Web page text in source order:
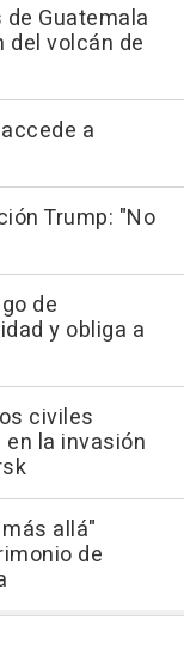
Guatemala
del volcán de
a
Trump: "No
de
y obliga a
civiles
la invasión
allá"
de